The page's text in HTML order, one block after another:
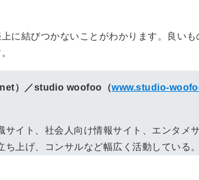
結びつかないことがわかります。良い
）／studio woofoo（www.studio-
イト、社会人向け情報サイト、エンタメ
上げ、コンサルなど幅広く活動している。